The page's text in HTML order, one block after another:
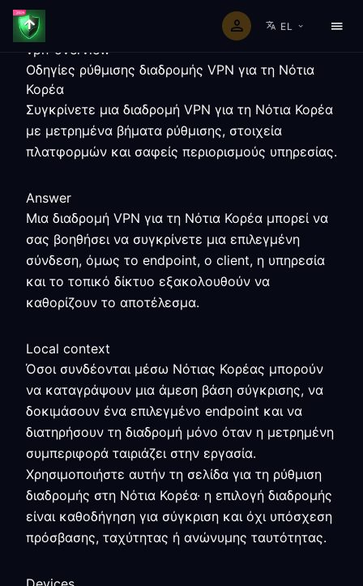
EL
vpn-overview
Οδηγίες ρύθμισης διαδρομής VPN για τη Νότια
Κορέα
Συγκρίνετε μια διαδρομή VPN για τη Νότια Κορέα
με μετρημένα βήματα ρύθμισης, στοιχεία
πλατφορμών και σαφείς περιορισμούς υπηρεσίας.
Answer
Μια διαδρομή VPN για τη Νότια Κορέα μπορεί να
σας βοηθήσει να συγκρίνετε μια επιλεγμένη
σύνδεση, όμως το endpoint, ο client, η υπηρεσία
και το τοπικό δίκτυο εξακολουθούν να
καθορίζουν το αποτέλεσμα.
Local context
Όσοι συνδέονται μέσω Νότιας Κορέας μπορούν
να καταγράψουν μια άμεση βάση σύγκρισης, να
δοκιμάσουν ένα επιλεγμένο endpoint και να
διατηρήσουν τη διαδρομή μόνο όταν η μετρημένη
συμπεριφορά ταιριάζει στην εργασία.
Χρησιμοποιήστε αυτήν τη σελίδα για τη ρύθμιση
διαδρομής στη Νότια Κορέα· η επιλογή διαδρομής
είναι καθοδήγηση για σύγκριση και όχι υπόσχεση
πρόσβασης, ταχύτητας ή ανώνυμης ταυτότητας.